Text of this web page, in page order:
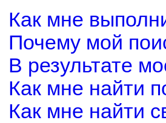
Как мне
Почему мой
В результате
Как мне найти
Как мне найти